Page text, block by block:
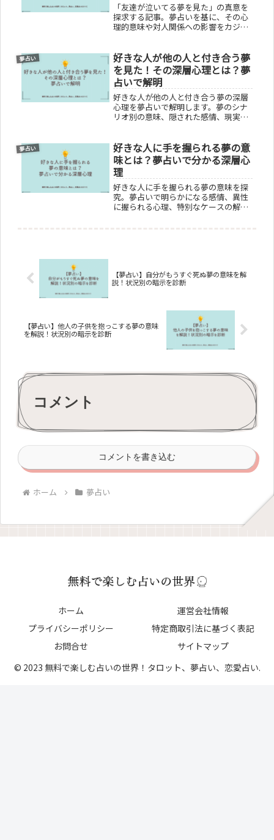
「友達が泣いてる夢を見た」の真意を
探求する記事。夢占いを基に、その心
理的意味や対人関係への影響をカジュ
間関係の見直しに役立てます。夢から
のヒントを活かし、より良い人生を築
くためのアドバイスを提供。
夢占い
好きな人が他の人と付き合う夢
を見た！その深層心理とは？夢
占いで解明
好きな人が他の人と付き合う夢の深層
心理を夢占いで解明します。夢のシナ
リオ別の意味、隠された感情、現実の
や自己評価の問題を明らかにし、心理
的な理解を深めます。
夢占い
好きな人に手を握られる夢の意
味とは？夢占いで分かる深層心
理
好きな人に手を握られる夢の意味を探
究。夢占いで明らかになる感情、異性
に握られる心理、特別なケースの解
す。
【夢占い】自分がもうすぐ死ぬ夢の意味を解
説！状況別の暗示を診断
【夢占い】他人の子供を抱っこする夢の意味
を解説！状況別の暗示を診断
コメント
コメントを書き込む
ホーム 夢占い
ホーム
運営会社情報
プライバシーポリシー
特定商取引法に基づく表記
お問合せ
サイトマップ
© 2023 無料で楽しむ占いの世界！タロット、夢占い、恋愛占い.